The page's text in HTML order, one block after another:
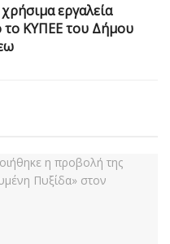
εργαλεία
το ΚΥΠΕΕ του Δήμου